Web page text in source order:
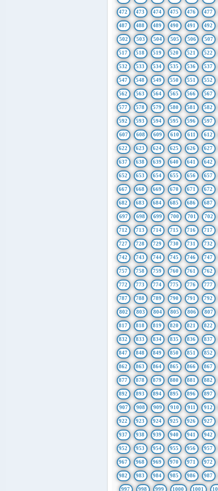
472 473 474 475 476 477
487 488 489 490 491 492
502 503 504 505 506 507
517 518 519 520 521 522
532 533 534 535 536 537
547 548 549 550 551 552
562 563 564 565 566 567
577 578 579 580 581 582
592 593 594 595 596 597
607 608 609 610 611 612
622 623 624 625 626 627
637 638 639 640 641 642
652 653 654 655 656 657
667 668 669 670 671 672
682 683 684 685 686 687
697 698 699 700 701 702
712 713 714 715 716 717
727 728 729 730 731 732
742 743 744 745 746 747
757 758 759 760 761 762
772 773 774 775 776 777
787 788 789 790 791 792
802 803 804 805 806 807
817 818 819 820 821 822
832 833 834 835 836 837
847 848 849 850 851 852
862 863 864 865 866 867
877 878 879 880 881 882
892 893 894 895 896 897
907 908 909 910 911 912
922 923 924 925 926 927
937 938 939 940 941 942
952 953 954 955 956 957
967 968 969 970 971 972
982 983 984 985 986 987
997 998 999 1000 1001